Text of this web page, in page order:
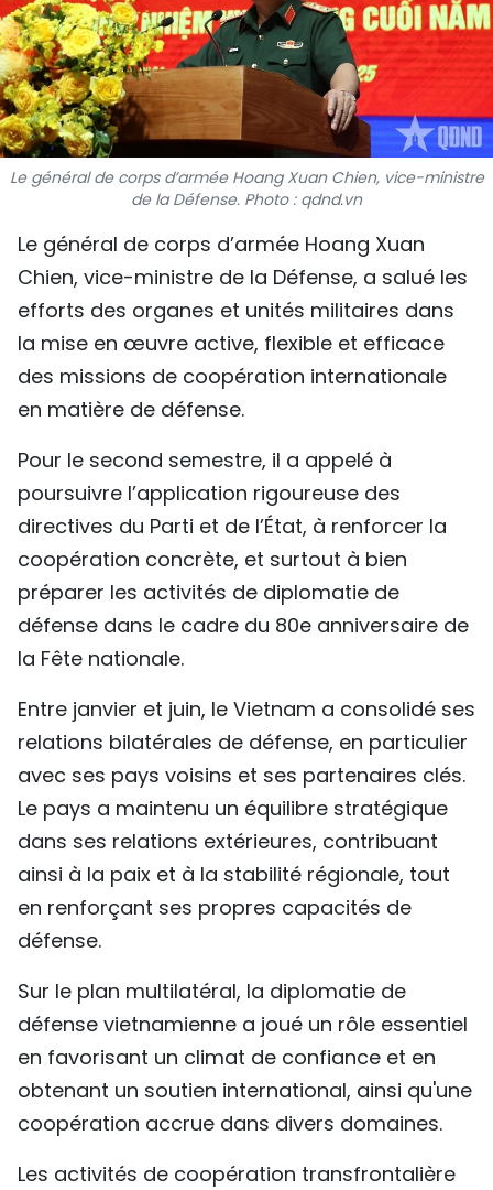
INFOGRAPHIE
PHOTO
VIDÉO
À PROPOS DU "PEUPLE"
TIẾNG VIỆT
ENGLISH
中文
ESPAÑOL
Le général de corps d’armée Hoang Xuan Chien, vice-ministre
de la Défense. Photo : qdnd.vn
Le général de corps d’armée Hoang Xuan
Chien, vice-ministre de la Défense, a salué les
efforts des organes et unités militaires dans
la mise en œuvre active, flexible et efficace
des missions de coopération internationale
en matière de défense.
Pour le second semestre, il a appelé à
poursuivre l’application rigoureuse des
directives du Parti et de l’État, à renforcer la
coopération concrète, et surtout à bien
préparer les activités de diplomatie de
défense dans le cadre du 80e anniversaire de
la Fête nationale.
Entre janvier et juin, le Vietnam a consolidé ses
relations bilatérales de défense, en particulier
avec ses pays voisins et ses partenaires clés.
Le pays a maintenu un équilibre stratégique
dans ses relations extérieures, contribuant
ainsi à la paix et à la stabilité régionale, tout
en renforçant ses propres capacités de
défense.
Sur le plan multilatéral, la diplomatie de
défense vietnamienne a joué un rôle essentiel
en favorisant un climat de confiance et en
obtenant un soutien international, ainsi qu'une
coopération accrue dans divers domaines.
Les activités de coopération transfrontalière